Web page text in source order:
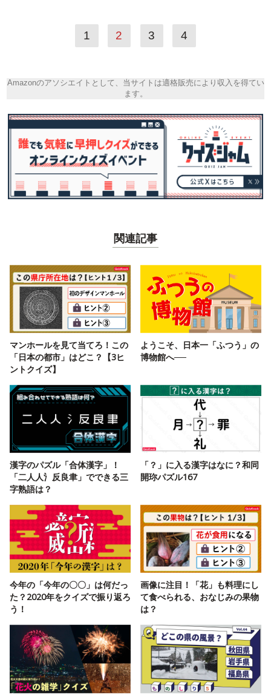
1 2 3 4
Amazonのアソシエイトとして、当サイトは適格販売により収入を得てい
ます。
関連記事
マンホールを見て当てろ！この
「日本の都市」はどこ？【3ヒ
ントクイズ】
ようこそ、日本一「ふつう」の
博物館へ──
漢字のパズル「合体漢字」！
「二人人氵反良聿」でできる三
字熟語は？
「？」に入る漢字はなに？和同
開珎パズル167
今年の「今年の〇〇」は何だっ
た？2020年をクイズで振り返ろ
う！
画像に注目！「花」も料理にし
て食べられる、おなじみの果物
は？